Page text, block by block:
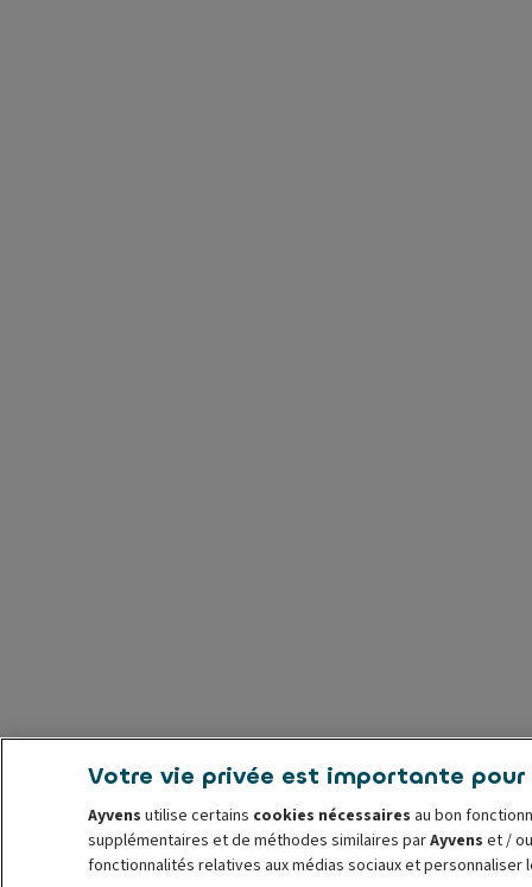
Votre vie privée est importante pour
Ayvens utilise certains cookies nécessaires au bon
supplémentaires et de méthodes similaires parAyvens et /
fonctionnalités relatives aux médias sociaux et